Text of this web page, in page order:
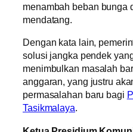
menambah beban bunga
mendatang.
Dengan kata lain,
solusi jangka pendek
menimbulkan masalah
anggaran, yang justru
permasalahan baru bagi
Tasikmalaya.